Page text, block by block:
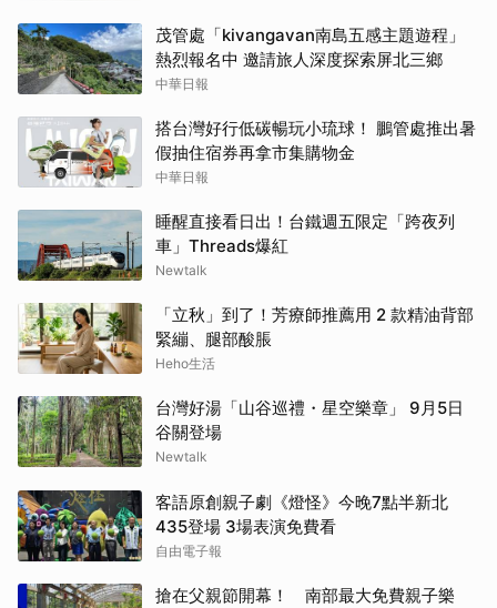
茂管處「kivangavan南島五感主題遊程」
熱烈報名中 邀請旅人深度探索屏北三鄉
中華日報
搭台灣好行低碳暢玩小琉球！ 鵬管處推出暑
假抽住宿券再拿市集購物金
中華日報
睡醒直接看日出！台鐵週五限定「跨夜列
車」Threads爆紅
Newtalk
「立秋」到了！芳療師推薦用 2 款精油背部
緊繃、腿部酸脹
Heho生活
台灣好湯「山谷巡禮・星空樂章」 9月5日
谷關登場
Newtalk
客語原創親子劇《燈怪》今晚7點半新北
435登場 3場表演免費看
自由電子報
搶在父親節開幕！ 南部最大免費親子樂